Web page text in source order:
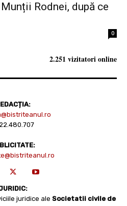
Rodnei, după ce
0
2.251 vizitatori online
juridice ale Societatii civile de